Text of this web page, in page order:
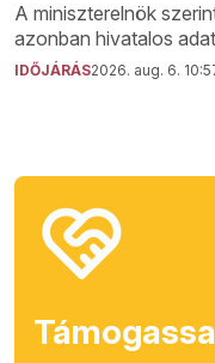
A miniszterelnök
azonban hivatalos
IDŐJÁRÁS2026. aug. 6.